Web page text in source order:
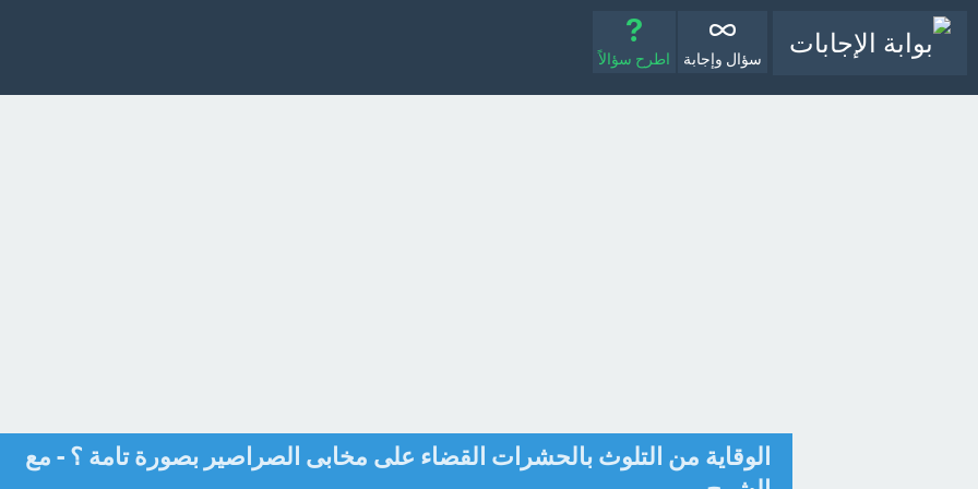
سؤال وإجابة اطرح سؤالاً
الوقاية من التلوث بالحشرات القضاء على مخابى الصراصير بصورة تامة ؟ - مع